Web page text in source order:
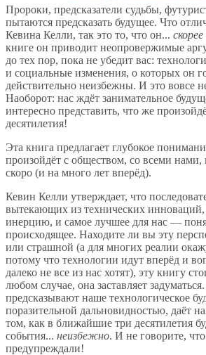
Пророки, предсказатели судьбы,
пытаются предсказать будущее. Что
Кевина Келли, так это то, что он...
книге он приводит неопровержимые
до тех пор, пока не убедит вас:
и социальные изменения, о которых он
действительно неизбежны. И это вовсе
Наоборот: нас ждёт занимательное
интересно представить, что же
десятилетия!
Эта книга предлагает глубокое
произойдёт с обществом, со всеми
скоро (и на много лет вперёд).
Кевин Келли утверждает, что
вытекающих из технических
инерцию, и самое лучшее для нас —
происходящее. Находите ли вы эту
или страшной (а для многих реалии
потому что технологии идут вперёд и
далеко не все из нас хотят), эту книгу
любом случае, она заставляет
предсказывают наше технологическое
поразительной дальновидностью, даёт
том, как в ближайшие три десятилетия
события... неизбежно. И не говорите,
предупреждали!